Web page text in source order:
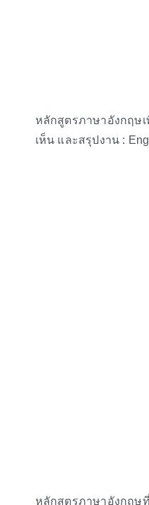
หลักสูตรภาษาอังกฤษ
เห็น และสรุปงาน :
หลักสูตรภาษาอังกฤษ